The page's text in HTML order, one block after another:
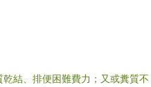
結、排便困難費力；又或糞質不